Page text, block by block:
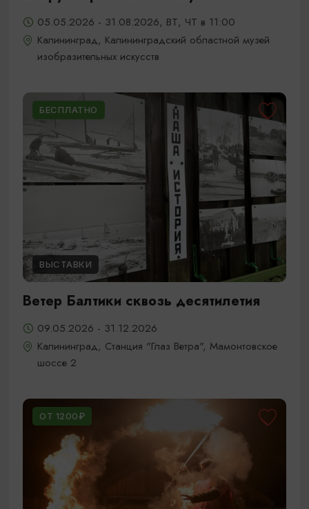
05.05.2026 - 31.08.2026, ВТ, ЧТ в 11:00
Калининград, Калининградский областной музей
изобразительных искусств
БЕСПЛАТНО
ВЫСТАВКИ
Ветер Балтики сквозь десятилетия
09.05.2026 - 31.12.2026
Калининград, Станция "Глаз Ветра", Мамонтовское
шоссе 2
ОТ 1200₽